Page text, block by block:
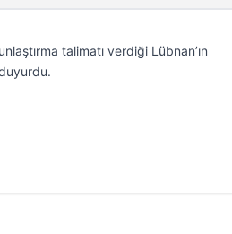
talimatı verdiği Lübnan’ın